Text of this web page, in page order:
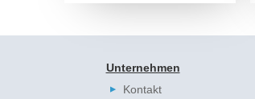
Unternehmen
Kontakt